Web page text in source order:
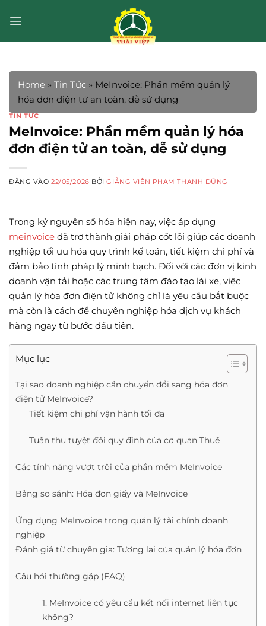
qua
Home » Tin Tức » MeInvoice: Phần mềm quản lý
hóa đơn điện tử an toàn, dễ sử dụng
TIN TỨC
MeInvoice: Phần mềm quản lý hóa
đơn điện tử an toàn, dễ sử dụng
ĐĂNG VÀO22/05/2026 BỞIGIẢNG VIÊN PHẠM THANH DŨNG
Trong kỷ nguyên số hóa hiện nay, việc áp dụng
meinvoice đã trở thành giải pháp cốt lõi giúp các doanh
nghiệp tối ưu hóa quy trình kế toán, tiết kiệm chi phí và
đảm bảo tính pháp lý minh bạch. Đối với các đơn vị kinh
doanh vận tải hoặc các trung tâm đào tạo lái xe, việc
quản lý hóa đơn điện tử không chỉ là yêu cầu bắt buộc
mà còn là cách để chuyên nghiệp hóa dịch vụ khách
hàng ngay từ bước đầu tiên.
Mục lục
Tại sao doanh nghiệp cần chuyển đổi sang hóa đơn
điện tử MeInvoice?
Tiết kiệm chi phí vận hành tối đa
Tuân thủ tuyệt đối quy định của cơ quan Thuế
Các tính năng vượt trội của phần mềm MeInvoice
Bảng so sánh: Hóa đơn giấy và MeInvoice
Ứng dụng MeInvoice trong quản lý tài chính doanh
nghiệp
Đánh giá từ chuyên gia: Tương lai của quản lý hóa đơn
Câu hỏi thường gặp (FAQ)
1. MeInvoice có yêu cầu kết nối internet liên tục
không?